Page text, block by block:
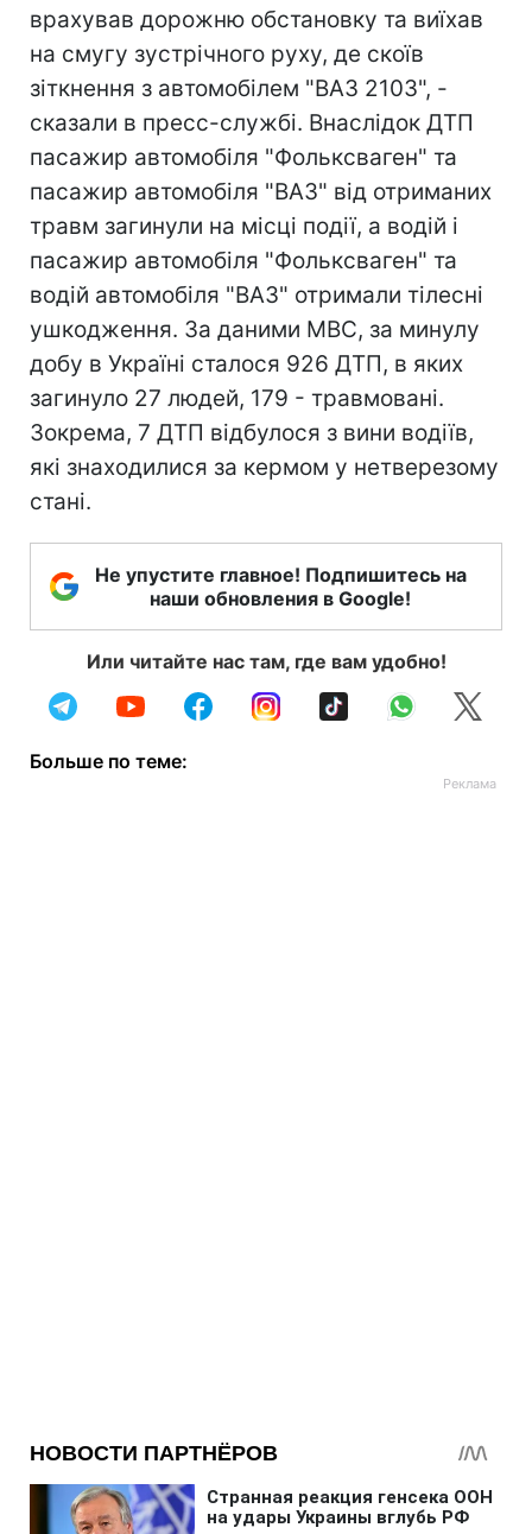
врахував дорожню обстановку та виїхав
на смугу зустрічного руху, де скоїв
зіткнення з автомобілем "ВАЗ 2103", -
сказали в пресс-службі. Внаслідок ДТП
пасажир автомобіля "Фольксваген" та
пасажир автомобіля "ВАЗ" від отриманих
травм загинули на місці події, а водій і
пасажир автомобіля "Фольксваген" та
водій автомобіля "ВАЗ" отримали тілесні
ушкодження. За даними МВС, за минулу
добу в Україні сталося 926 ДТП, в яких
загинуло 27 людей, 179 - травмовані.
Зокрема, 7 ДТП відбулося з вини водіїв,
які знаходилися за кермом у нетверезому
стані.
Не упустите главное! Подпишитесь на
наши обновления в Google!
Или читайте нас там, где вам удобно!
Больше по теме: